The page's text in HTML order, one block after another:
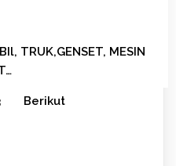
TRUK,GENSET, MESIN
Berikut